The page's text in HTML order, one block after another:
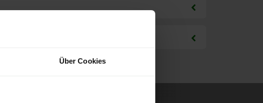
Über Cookies